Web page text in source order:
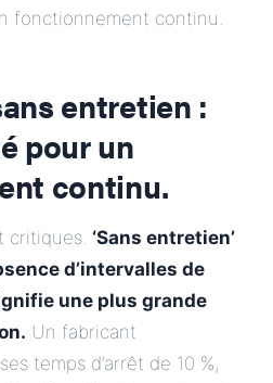
fonctionnement continu.
entretien :
pour un
continu.
critiques. ‘Sans entretien’
d’intervalles de
une plus grande
Un fabricant
temps d’arrêt de 10 %,